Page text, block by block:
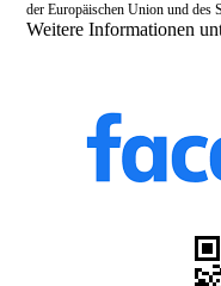
der Europäischen Union und des
Weitere Informationen